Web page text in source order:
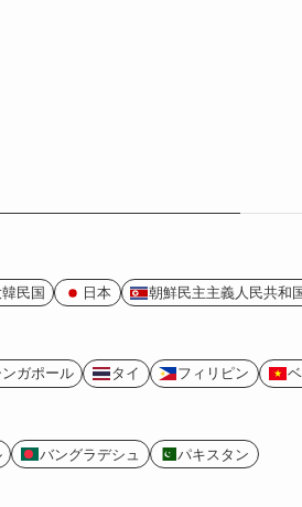
民国 日本 朝鮮民主主義人民共和
ガポール タイ フィリピン
バングラデシュ パキスタン